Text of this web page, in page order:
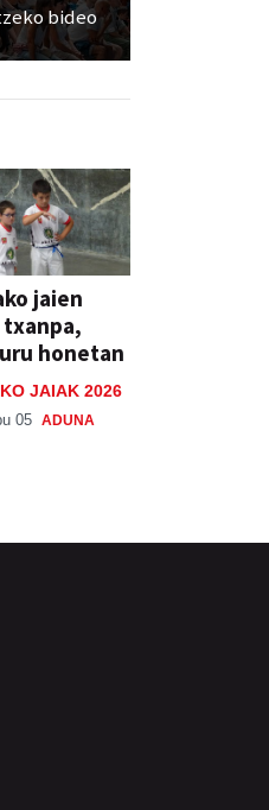
bideo
jaien
honetan
JAIAK 2026
05 ADUNA